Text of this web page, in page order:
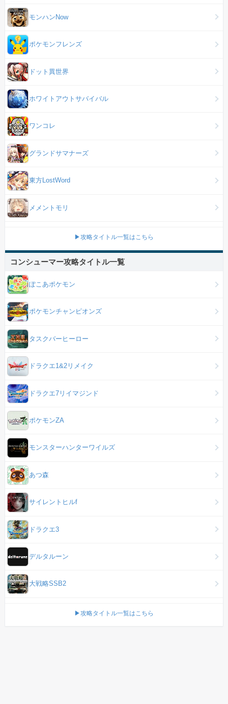
モンハンNow
ポケモンフレンズ
ドット異世界
ホワイトアウトサバイバル
ワンコレ
グランドサマナーズ
東方LostWord
メメントモリ
▶攻略タイトル一覧はこちら
コンシューマー攻略タイトル一覧
ぽこあポケモン
ポケモンチャンピオンズ
タスクバーヒーロー
ドラクエ1&2リメイク
ドラクエ7リイマジンド
ポケモンZA
モンスターハンターワイルズ
あつ森
サイレントヒルf
ドラクエ3
デルタルーン
大戦略SSB2
▶攻略タイトル一覧はこちら